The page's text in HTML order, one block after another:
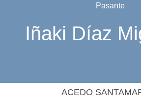
Pasante
Iñaki Díaz
ACEDO